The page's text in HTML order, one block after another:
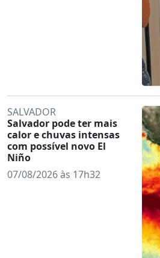
SALVADOR
Salvador pode ter mais
calor e chuvas intensas
com possível novo El
Niño
07/08/2026 às 17h32